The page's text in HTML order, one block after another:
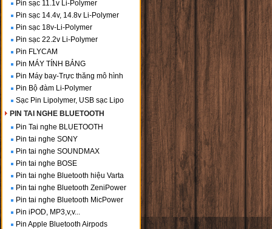
Pin sạc 11.1v Li-Polymer
Pin sạc 14.4v, 14.8v Li-Polymer
Pin sạc 18v-Li-Polymer
Pin sạc 22.2v Li-Polymer
Pin FLYCAM
Pin MÁY TÍNH BẢNG
Pin Máy bay-Trực thăng mô hình
Pin Bộ đàm Li-Polymer
Sạc Pin Lipolymer, USB sạc Lipo
PIN TAI NGHE BLUETOOTH
Pin Tai nghe BLUETOOTH
Pin tai nghe SONY
Pin tai nghe SOUNDMAX
Pin tai nghe BOSE
Pin tai nghe Bluetooth hiệu Varta
Pin tai nghe Bluetooth ZeniPower
Pin tai nghe Bluetooth MicPower
Pin iPOD, MP3,v,v...
Pin Apple Bluetooth Airpods